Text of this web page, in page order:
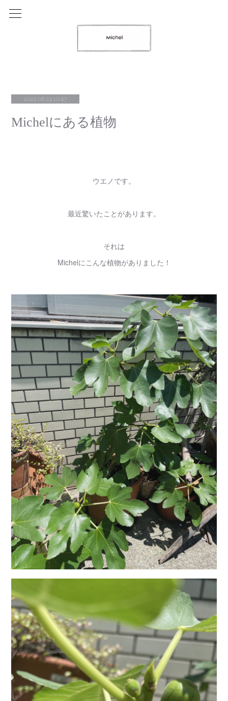
2022.06.19 10:47
Michelにある植物
ウエノです。
最近驚いたことがあります。
それは
Michelにこんな植物がありました！